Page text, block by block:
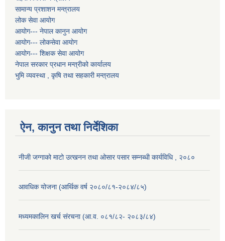
सामान्य प्रशाशन मन्त्रालय
लोक सेवा आयोग
आयोग--- नेपाल कानुन आयोग
आयोग--- लोकसेवा आयोग
आयोग--- शिक्षक सेवा आयोग
नेपाल सरकार प्रधान मन्त्रीको कार्यालय
भुमि व्यवस्था , कृषि तथा सहकारी मन्त्रालय
ऐन, कानुन तथा निर्देशिका
नीजी जग्गाको माटो उत्खनन तथा ओसार पसार सम्नब्धी कार्यविधि , २०८०
आवधिक योजना (आर्थिक वर्ष २०८०/८१-२०८४/८५)
मध्यमकालिन खर्च संरचना (आ.व. ०८१/८२- २०८३/८४)